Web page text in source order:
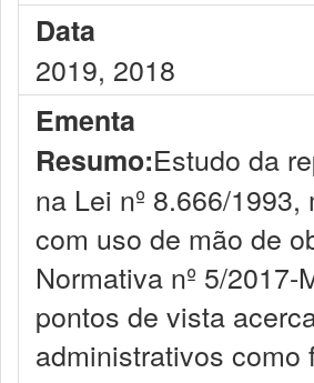
Data
2019, 2018
Ementa
Resumo:Estudo da
na Lei nº 8.666/
com uso de mão de
Normativa nº 5/
pontos de vista
administrativos